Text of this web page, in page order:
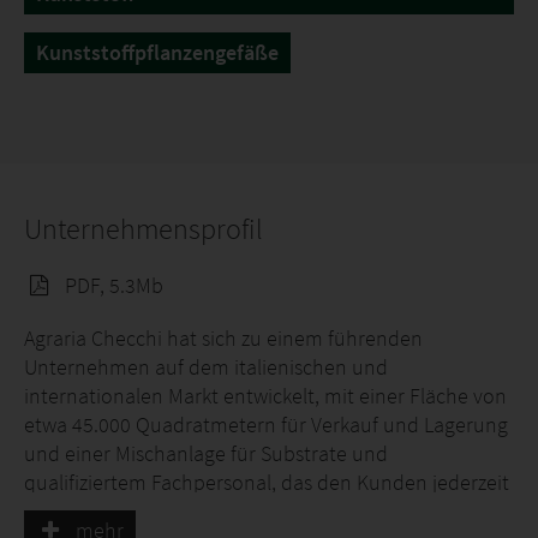
Hergestellt in einer zertifizierten
Düngemittelverarbeitungsanlage, die die
Unversehrtheit des beschichteten Teils des
Kunststoffpflanzengefäße
Unternehmensprofil
PDF, 5.3Mb
Agraria Checchi hat sich zu einem führenden
Unternehmen auf dem italienischen und
internationalen Markt entwickelt, mit einer Fläche von
etwa 45.000 Quadratmetern für Verkauf und Lagerung
und einer Mischanlage für Substrate und
qualifiziertem Fachpersonal, das den Kunden jederzeit
zur Verfügung steht. Agraria Checchi Silvano ist täglich
mehr